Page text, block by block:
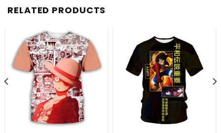
RELATED PRODUCTS